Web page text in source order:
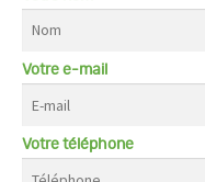
Votre e-mail
Votre téléphone